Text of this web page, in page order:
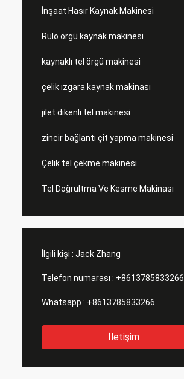
İnşaat Hasır Kaynak Makinesi
Rulo örgü kaynak makinesi
kaynaklı tel örgü makinesi
çelik ızgara kaynak makinası
jilet dikenli tel makinesi
zincir bağlantı çit yapma makinesi
Çelik tel çekme makinesi
Tel Doğrultma Ve Kesme Makinası
İlgili kişi : Jack Zhang
Telefon numarası : +8613785833266
Whatsapp : +8613785833266
İletişim